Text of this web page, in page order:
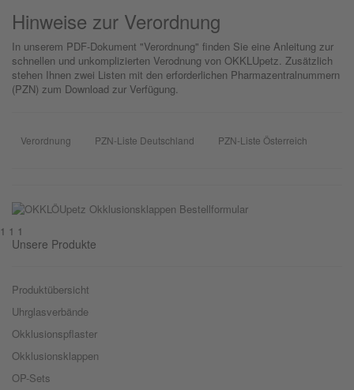
Hinweise zur Verordnung
In unserem PDF-Dokument "Verordnung" finden Sie eine Anleitung zur
schnellen und unkomplizierten Verodnung von OKKLUpetz. Zusätzlich
stehen Ihnen zwei Listen mit den erforderlichen Pharmazentralnummern
(PZN) zum Download zur Verfügung.
Verordnung PZN-Liste Deutschland PZN-Liste Österreich
1 1 1
Unsere Produkte
Produktübersicht
Uhrglasverbände
Okklusionspflaster
Okklusionsklappen
OP-Sets